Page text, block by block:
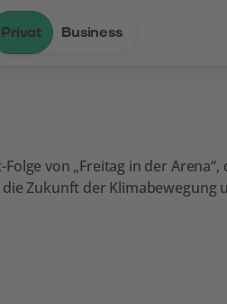
Privat Business
von „Freitag in der
Zukunft der